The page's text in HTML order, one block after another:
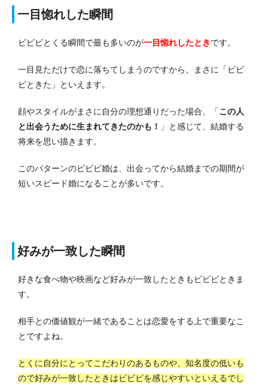
一目惚れした瞬間
ビビビとくる瞬間で最も多いのが一目惚れしたときです。
一目見ただけで恋に落ちてしまうのですから、まさに「ビビ
ビときた」といえます。
顔やスタイルがまさに自分の理想通りだった場合、「この人
と出会うために生まれてきたのかも！
」と感じて、結婚する
将来を思い描きます。
このパターンのビビビ婚は、出会ってから結婚までの期間が
短いスピード婚になることが多いです。
好みが一致した瞬間
好きな食べ物や映画など好みが一致したときもビビビときま
す。
相手との価値観が一緒であることは恋愛をする上で重要なこ
とですよね。
とくに自分にとってこだわりのあるものや、知名度の低いも
ので好みが一致したときはビビビを感じやすいといえるでし